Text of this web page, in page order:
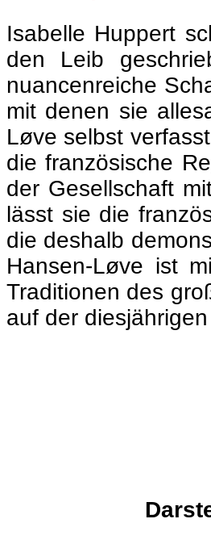
Isabelle Huppert
den Leib
nuancenreiche
mit denen sie
Løve selbst
die französische
der Gesellschaft
lässt sie die
die deshalb
Hansen-Løve ist
Traditionen des
auf der